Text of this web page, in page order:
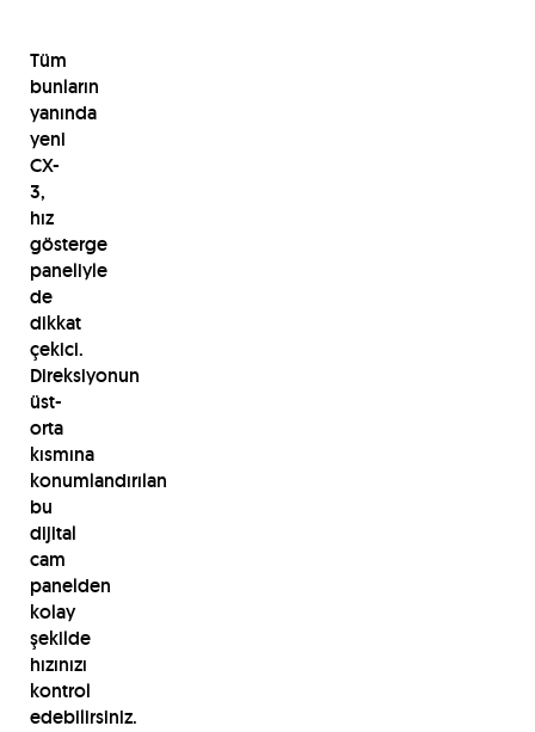
Tüm
bunların
yanında
yeni
CX-
3,
hız
gösterge
paneliyle
de
dikkat
çekici.
Direksiyonun
üst-
orta
kısmına
konumlandırılan
bu
dijital
cam
panelden
kolay
şekilde
hızınızı
kontrol
edebilirsiniz.